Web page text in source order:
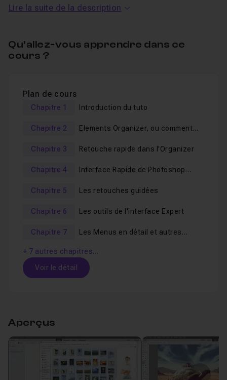
apprendrez à utiliser la quasi-totalité des
mais aussi l'interface expert qui vous permettra d'aller
vraiment loin dans la création de vos documents ou de
Divers ateliers pratiques jalonnent cette formation
ce qui vous permettra de devenir vraiment autonomes
dans le logiciel.
A la fin de ce tuto, Photoshop Elements n'aura plus de
secret pour vous et vous serezcapable de créer et
Vous pouvez télécharger la version d'évaluation sur le
A noter que tousles fichiers de travail sont fournis
afin de faciliter votre apprentissage du logiciel.
Lire la suite de la description
Qu’allez-vous apprendre dans ce
cours ?
Plan de cours
Chapitre 1 Introduction du tuto
Chapitre 2
Elements Organizer, ou comment
Chapitre 3
Retouche rapide dans l'Organizer
Chapitre 4
Interface Rapide de Photoshop
Chapitre 5
Les retouches guidées
Chapitre 6 Les outils de l'interface Expert
Chapitre 7
Les Menus en détail et autres
+ 7 autres chapitres…
Voir le détail
01-introduction Voir
Aperçus